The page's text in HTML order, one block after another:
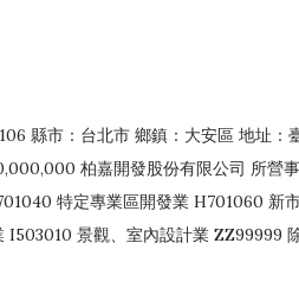
縣市：台北市 鄉鎮：大安區 地址：
柏嘉開發股份有限公司 所營
特定專業區開發業 H701060 新
景觀、室內設計業 ZZ99999